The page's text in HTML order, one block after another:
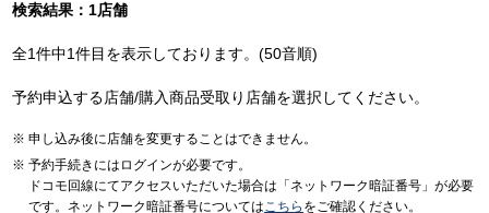
検索結果：1店舗
全1件中1件目を表示しております。(50音順)
予約申込する店舗/購入商品受取り店舗を選択してください。
申し込み後に店舗を変更することはできません。
予約手続きにはログインが必要です。
ドコモ回線にてアクセスいただいた場合は「ネットワーク暗証番号」が必要
です。ネットワーク暗証番号についてはこちら をご確認ください。